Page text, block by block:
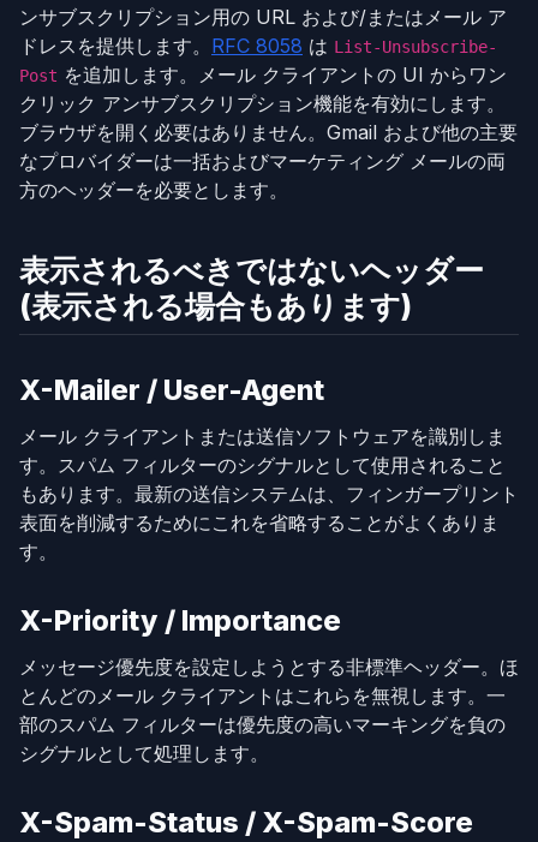
ンサブスクリプション用の URL および/またはメール ア
ドレスを提供します。 RFC 8058 は List-Unsubscribe-
Post を追加します。メール クライアントの UI からワン
クリック アンサブスクリプション機能を有効にします。
ブラウザを開く必要はありません。Gmail および他の主要
なプロバイダーは一括およびマーケティング メールの両
方のヘッダーを必要とします。
表示されるべきではないヘッダー
(表示される場合もあります)
X-Mailer / User-Agent
メール クライアントまたは送信ソフトウェアを識別しま
す。スパム フィルターのシグナルとして使用されること
もあります。最新の送信システムは、フィンガープリント
表面を削減するためにこれを省略することがよくありま
す。
X-Priority / Importance
メッセージ優先度を設定しようとする非標準ヘッダー。ほ
とんどのメール クライアントはこれらを無視します。一
部のスパム フィルターは優先度の高いマーキングを負の
シグナルとして処理します。
X-Spam-Status / X-Spam-Score